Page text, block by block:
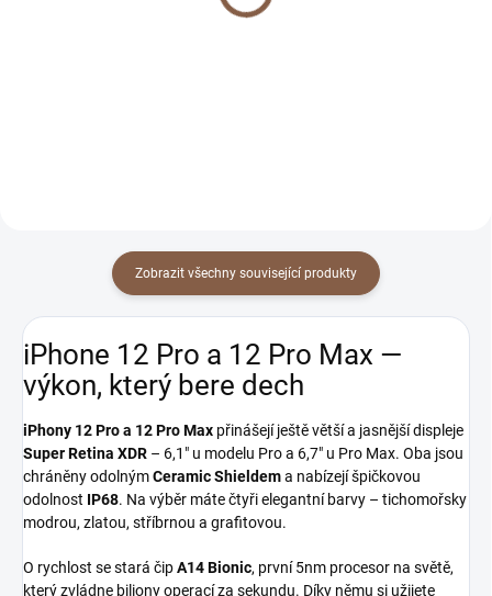
Zobrazit všechny související produkty
iPhone 12 Pro a 12 Pro Max —
výkon, který bere dech
iPhony 12 Pro a 12 Pro Max přinášejí ještě větší a jasnější displeje
Super Retina XDR – 6,1" u modelu Pro a 6,7" u Pro Max. Oba jsou
chráněny odolnýmCeramic Shieldema nabízejí špičkovou
odolnost IP68. Na výběr máte čtyři elegantní barvy – tichomořsky
modrou, zlatou, stříbrnou a grafitovou.
O rychlost se stará čipA14 Bionic, první 5nm procesor na světě,
který zvládne biliony operací za sekundu. Díky němu si užijete